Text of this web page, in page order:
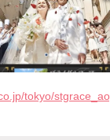
tokyo/